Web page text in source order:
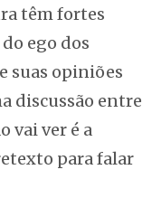
têm fortes
ego dos
suas opiniões
discussão entre
vai ver é a
para falar